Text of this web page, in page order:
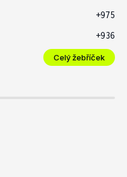
+975
+936
Celý žebříček